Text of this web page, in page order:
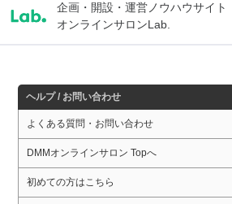
企画・開設・運営ノウハウサイト
オンラインサロンLab.
ヘルプ / お問い合わせ
よくある質問・お問い合わせ
DMMオンラインサロン Topへ
初めての方はこちら